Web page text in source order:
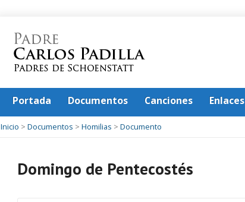
Portada Documentos Canciones Enlaces
Inicio > Documentos > Homilias > Documento
Domingo de Pentecostés